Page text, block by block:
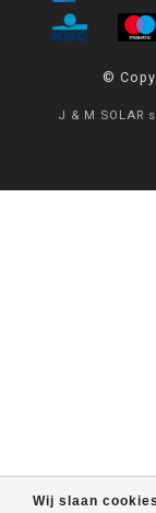
Wij slaan
©
J & M SOLAR